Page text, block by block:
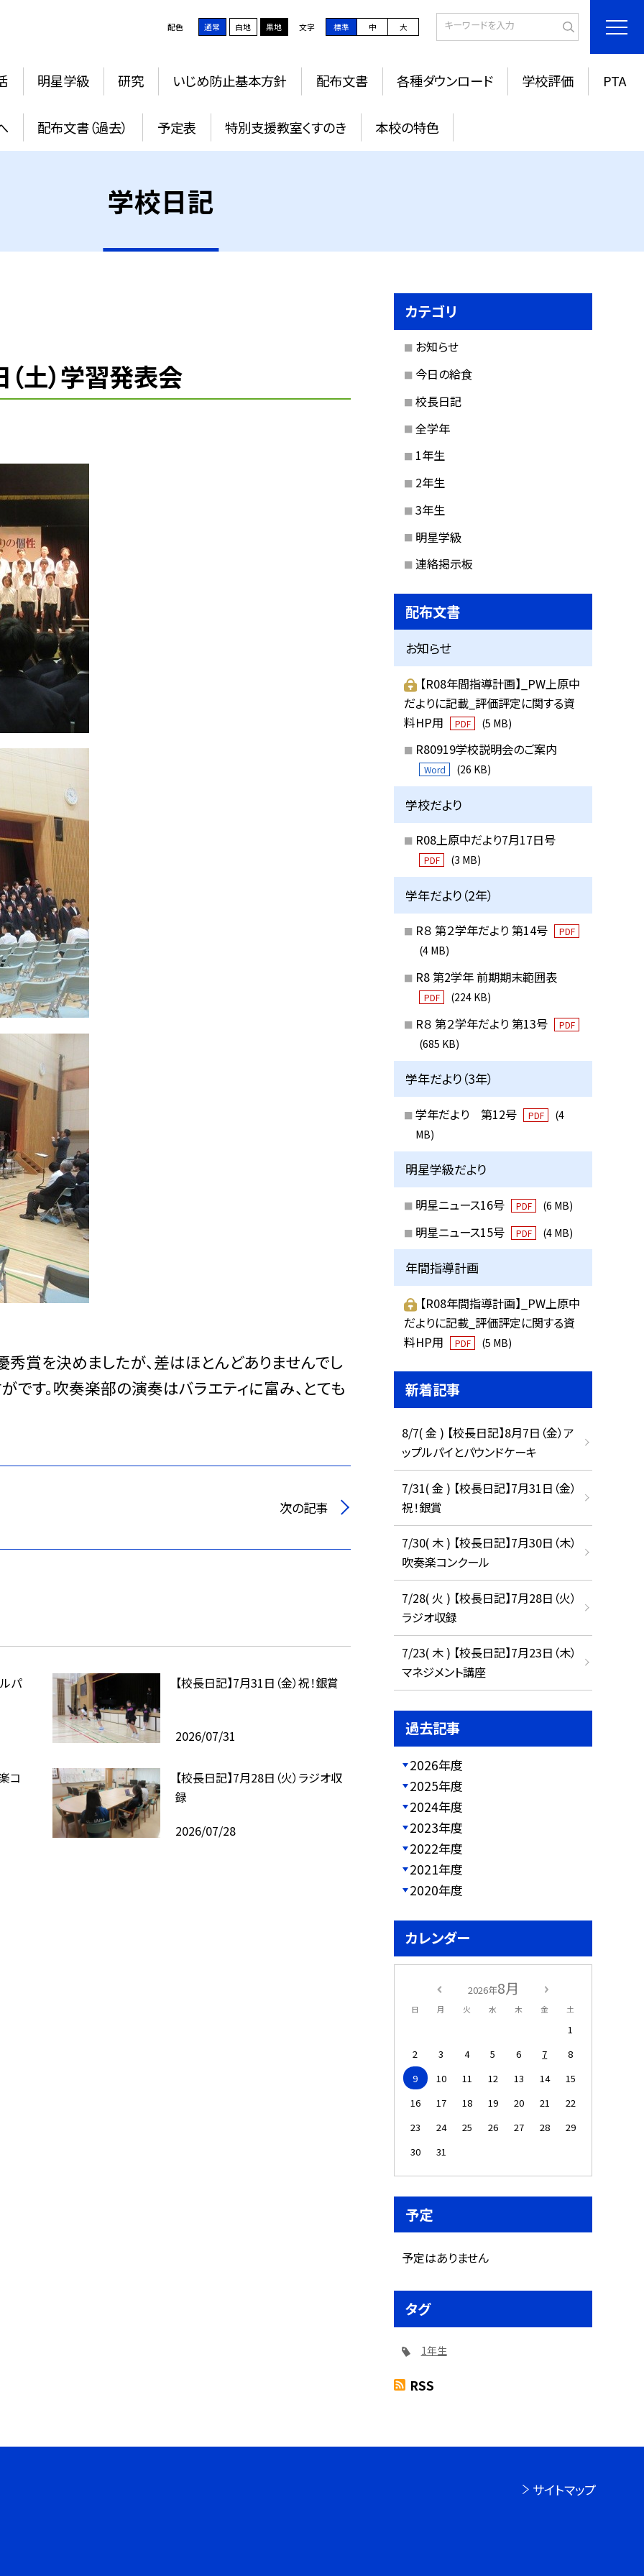
配色 通常 白地 黒地 文字 標準 中 大
明星学級 研究 いじめ防止基本方針 配布文書 各種ダウンロード 学校評価 PTA
配布文書（過去） 予定表 特別支援教室くすのき 本校の特色
学校日記
土）学習発表会
賞を決めましたが、差はほとんどありませんでし
です。吹奏楽部の演奏はバラエティに富み、とても
次の記事
パ 【校長日記】7月31日（金）祝！銀賞
2026/07/31
コ
【校長日記】7月28日（火）ラジオ収
録
2026/07/28
カテゴリ
お知らせ
今日の給食
校長日記
全学年
1年生
2年生
3年生
明星学級
連絡掲示板
配布文書
お知らせ
【R08年間指導計画】_PW上原中
だよりに記載_評価評定に関する資
料HP用
PDF (5 MB)
R80919学校説明会のご案内
Word (26 KB)
学校だより
R08上原中だより7月17日号
PDF (3 MB)
学年だより（2年）
R８ 第２学年だより 第14号 PDF
(4 MB)
R8 第2学年 前期期末範囲表
PDF (224 KB)
R８ 第２学年だより 第13号 PDF
(685 KB)
学年だより（3年）
学年だより 第12号 PDF
(4
MB)
明星学級だより
明星ニュース16号 PDF (6 MB)
明星ニュース15号 PDF (4 MB)
年間指導計画
【R08年間指導計画】_PW上原中
だよりに記載_評価評定に関する資
料HP用
PDF (5 MB)
新着記事
8/7( 金 ) 【校長日記】8月7日（金）ア
ップルパイとパウンドケーキ
7/31( 金 ) 【校長日記】7月31日（金）
祝！銀賞
7/30( 木 ) 【校長日記】7月30日（木）
吹奏楽コンクール
7/28( 火 ) 【校長日記】7月28日（火）
ラジオ収録
7/23( 木 ) 【校長日記】7月23日（木）
マネジメント講座
過去記事
2026年度
2025年度
2024年度
2023年度
2022年度
2021年度
2020年度
カレンダー
2026年8月
日 月 火 水 木 金 土
1
2
3 4 5 6 7
8
9
10 11 12 13 14
15
16
17 18 19 20 21
22
23
24 25 26 27 28
29
30
31
予定
予定はありません
タグ
1年生
RSS
サイトマップ